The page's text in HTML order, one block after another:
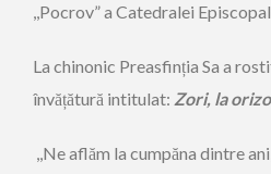
,,Pocrov” a Catedralei
La chinonic Preasfinția Sa a
învățătură intitulat: Zori, la
,,Ne aflăm la cumpăna dintre